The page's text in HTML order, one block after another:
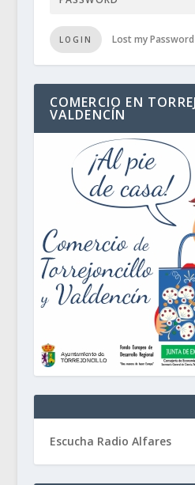
LOGIN Lost my Password
COMERCIO EN
VALDENCÍN
Escucha Radio Alfares